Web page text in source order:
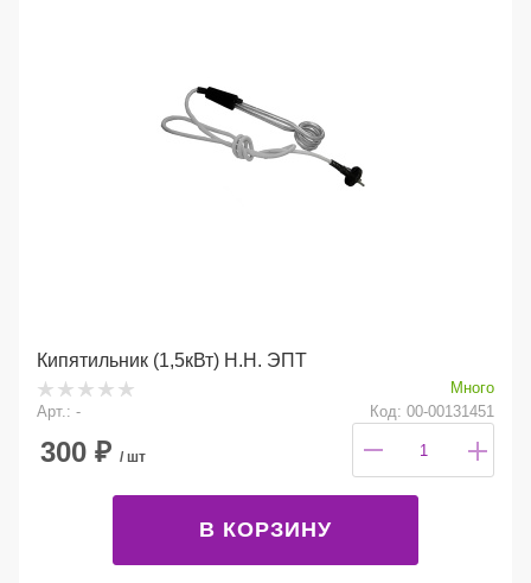
Кипятильник (1,5кВт) Н.Н. ЭПТ
Много
Арт.: -
Код: 00-00131451
300 ₽ / шт
В КОРЗИНУ